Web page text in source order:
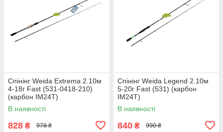
Спінінг Weida Extrema 2.10м
4-18г Fast (531-0418-210)
(карбон IM24T)
В наявності
828 ₴ 978 ₴
Спінінг Weida Legend 2.10м
5-20г Fast (531) (карбон
IM24T)
В наявності
840 ₴ 990 ₴